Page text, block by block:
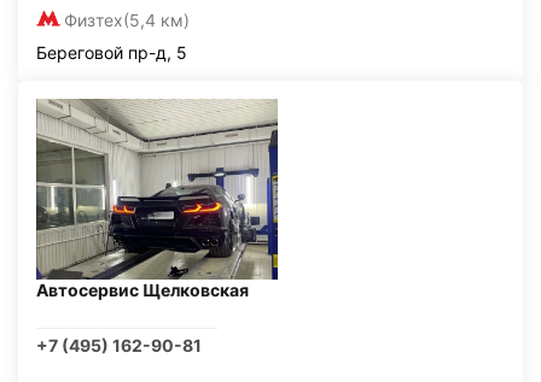
Физтех(5,4 км)
Береговой пр-д, 5
Автосервис Щелковская
+7 (495) 162-90-81